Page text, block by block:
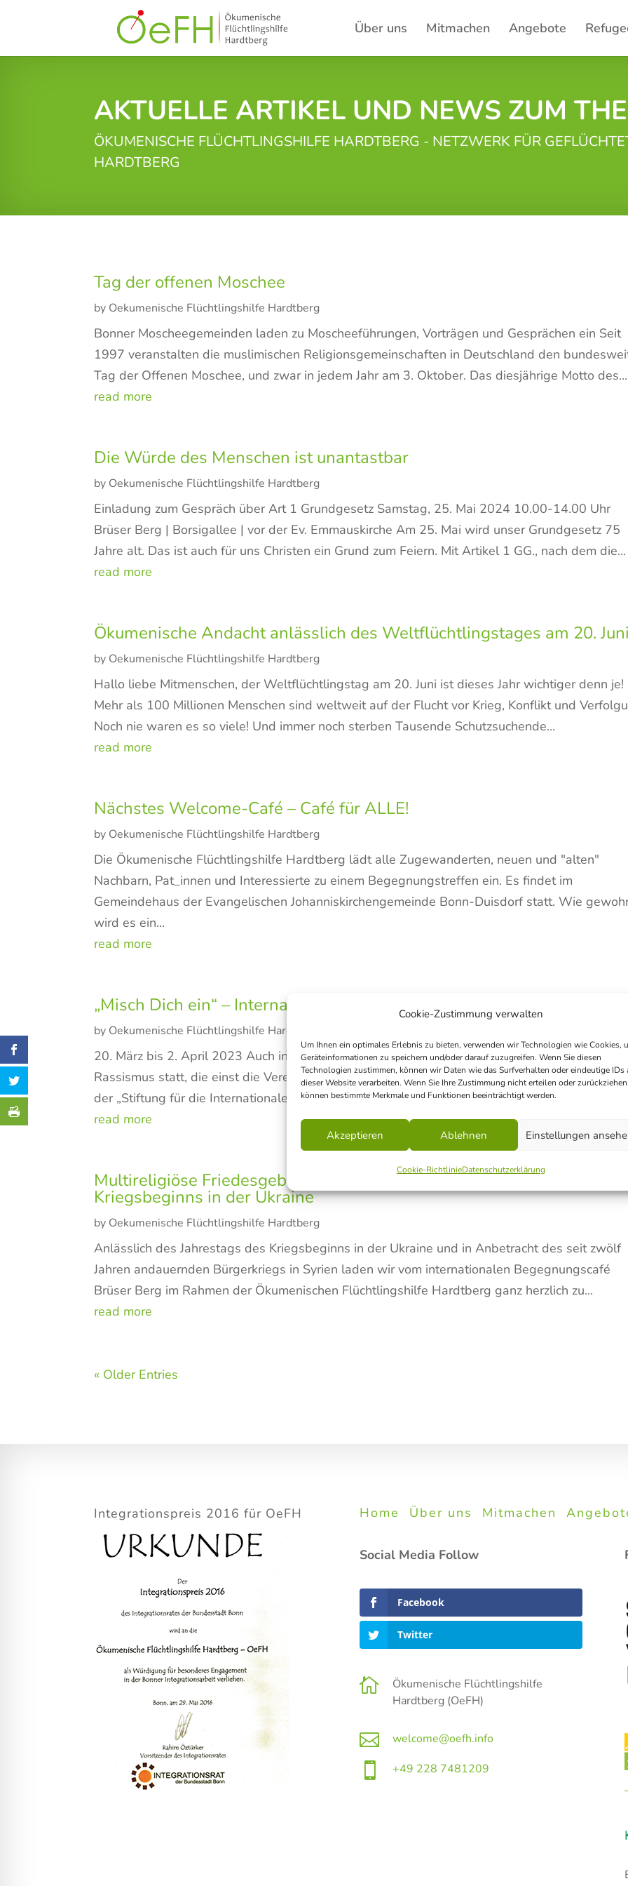
Cookie-Zustimmung verwalten
Um Ihnen ein optimales Erlebnis zu bieten, verwenden wir Technologien wie Cookies,
Geräteinformationen zu speichern und/oder darauf zuzugreifen. Wenn Sie diesen
Technologien zustimmen, können wir Daten wie das Surfverhalten oder eindeutige IDs
dieser Website verarbeiten. Wenn Sie Ihre Zustimmung nicht erteilen oder zurückziehen,
können bestimmte Merkmale und Funktionen beeinträchtigt werden.
Akzeptieren Ablehnen Einstellungen
Cookie-RichtlinieDatenschutzerklärung
Über uns Mitmachen Angebote
AKTUELLE ARTIKEL UND NEWS ZUM
ÖKUMENISCHE FLÜCHTLINGSHILFE HARDTBERG - NETZWERK FÜR
HARDTBERG
Tag der offenen Moschee
by Oekumenische Flüchtlingshilfe Hardtberg
Bonner Moscheegemeinden laden zu Moscheeführungen, Vorträgen und Gesprächen ein Seit
1997 veranstalten die muslimischen Religionsgemeinschaften in Deutschland den
Tag der Offenen Moschee, und zwar in jedem Jahr am 3. Oktober. Das diesjährige Motto des...
read more
Die Würde des Menschen ist unantastbar
by Oekumenische Flüchtlingshilfe Hardtberg
Einladung zum Gespräch über Art 1 Grundgesetz Samstag, 25. Mai 2024 10.00-14.00 Uhr
Brüser Berg | Borsigallee | vor der Ev. Emmauskirche Am 25. Mai wird unser Grundgesetz 75
Jahre alt. Das ist auch für uns Christen ein Grund zum Feiern. Mit Artikel 1 GG., nach dem die...
read more
Ökumenische Andacht anlässlich des Weltflüchtlingstages am 20. Juni
by Oekumenische Flüchtlingshilfe Hardtberg
Hallo liebe Mitmenschen, der Weltflüchtlingstag am 20. Juni ist dieses Jahr wichtiger denn je!
Mehr als 100 Millionen Menschen sind weltweit auf der Flucht vor Krieg, Konflikt und
Noch nie waren es so viele! Und immer noch sterben Tausende Schutzsuchende...
read more
Nächstes Welcome-Café – Café für ALLE!
by Oekumenische Flüchtlingshilfe Hardtberg
Die Ökumenische Flüchtlingshilfe Hardtberg lädt alle Zugewanderten, neuen und "alten"
Nachbarn, Pat_innen und Interessierte zu einem Begegnungstreffen ein. Es findet im
Gemeindehaus der Evangelischen Johanniskirchengemeinde Bonn-Duisdorf statt. Wie
wird es ein...
read more
„Misch Dich ein“ – Internationale Wochen gegen Rassismus
by Oekumenische Flüchtlingshilfe Hardtberg
20. März bis 2. April 2023 Auch in diesem Jahr finden die Internationalen Wochen gegen
Rassismus statt, die einst die Vereinten Nationen ausgerufen haben und die in Deutschland
der „Stiftung für die Internationalen Wochen gegen Rassismus“ koordiniert werden...
read more
Multireligiöse Friedesgebete anlässlich des Jahrestages des
Kriegsbeginns in der Ukraine
by Oekumenische Flüchtlingshilfe Hardtberg
Anlässlich des Jahrestags des Kriegsbeginns in der Ukraine und in Anbetracht des seit zwölf
Jahren andauernden Bürgerkriegs in Syrien laden wir vom internationalen Begegnungscafé
Brüser Berg im Rahmen der Ökumenischen Flüchtlingshilfe Hardtberg ganz herzlich zu...
read more
« Older Entries
Integrationspreis 2016 für OeFH Home Über uns Mitmachen
Social Media Follow
Facebook
Twitter

Ökumenische Flüchtlingshilfe
Hardtberg (OeFH)
 welcome@oefh.info
 +49 228 7481209